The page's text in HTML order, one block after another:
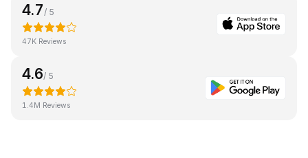
4.7 / 5
47K Reviews
4.6/ 5
1.4M Reviews